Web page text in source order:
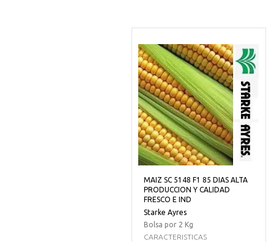
MAIZ SC 5148 F1 85 DIAS ALTA
PRODUCCION Y CALIDAD
FRESCO E IND
Starke Ayres
Bolsa por 2 Kg
CARACTERISTICAS